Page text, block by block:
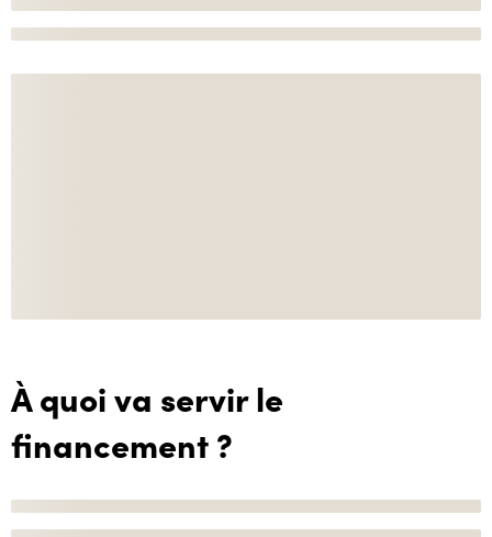
À quoi va servir le
financement ?